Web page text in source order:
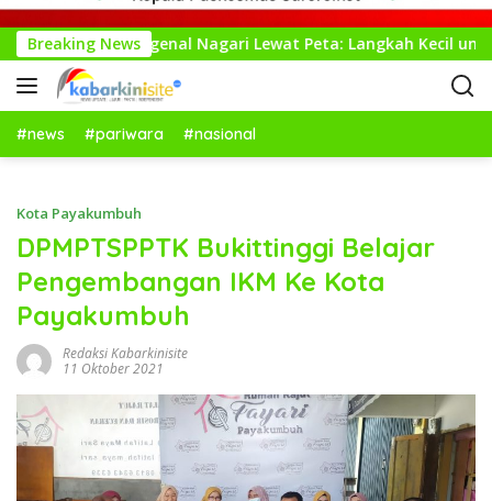
Breaking News
Mengenal Nagari Lewat Peta: Langkah Kecil untuk
#news #pariwara #nasional
Kota Payakumbuh
DPMPTSPPTK Bukittinggi Belajar
Pengembangan IKM Ke Kota
Payakumbuh
Redaksi Kabarkinisite
11 Oktober 2021